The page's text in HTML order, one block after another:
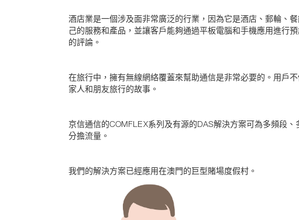
酒店業是一個涉及面非常廣泛的行業，因為它是酒店、郵輪、
己的服務和產品，並讓客戶能夠通過平板電腦和手機應用進行
的評論。
在旅行中，擁有無線網絡覆蓋來幫助通信是非常必要的。用戶
家人和朋友旅行的故事。
京信通信的COMFLEX系列及有源的DAS解決方案可為多頻段
分擔流量。
我們的解決方案已經應用在澳門的巨型賭場度假村。